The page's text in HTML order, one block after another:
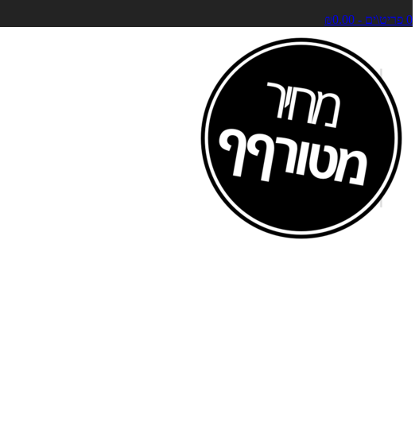
0 פריט\ים - ₪0.00